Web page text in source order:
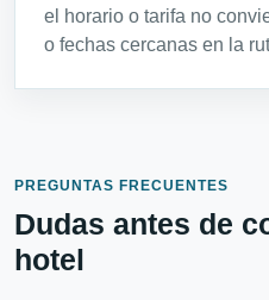
el horario o tarifa no
o fechas cercanas en la
PREGUNTAS FRECUENTES
Dudas antes de
hotel